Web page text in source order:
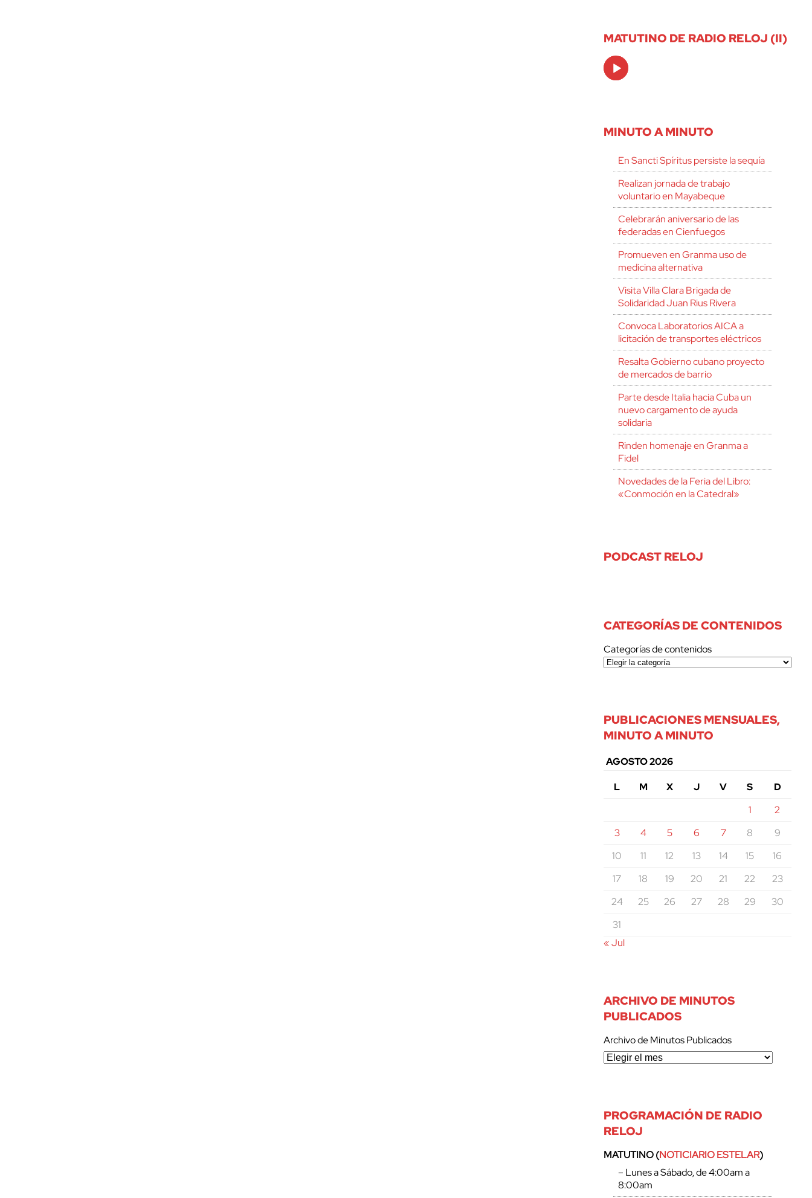
MATUTINO DE RADIO RELOJ (II)
Audio
Player
MINUTO A MINUTO
En Sancti Spíritus persiste la sequía
Realizan jornada de trabajo
voluntario en Mayabeque
Celebrarán aniversario de las
federadas en Cienfuegos
Promueven en Granma uso de
medicina alternativa
Visita Villa Clara Brigada de
Solidaridad Juan Rius Rivera
Convoca Laboratorios AICA a
licitación de transportes eléctricos
Resalta Gobierno cubano proyecto
de mercados de barrio
Parte desde Italia hacia Cuba un
nuevo cargamento de ayuda
solidaria
Rinden homenaje en Granma a
Fidel
Novedades de la Feria del Libro:
«Conmoción en la Catedral»
PODCAST RELOJ
CATEGORÍAS DE CONTENIDOS
Categorías de contenidos
PUBLICACIONES MENSUALES,
MINUTO A MINUTO
AGOSTO 2026
L
M X J V S
D
1
2
3
4 5 6 7 8
9
10
11 12 13 14 15
16
17
18 19 20 21 22
23
24
25 26 27 28 29
30
31
« Jul
ARCHIVO DE MINUTOS
PUBLICADOS
Archivo de Minutos Publicados
PROGRAMACIÓN DE RADIO
RELOJ
MATUTINO (NOTICIARIO ESTELAR)
– Lunes a Sábado, de 4:00am a
8:00am